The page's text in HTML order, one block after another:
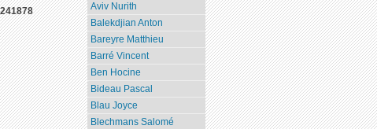
Aviv Nurith
Balekdjian Anton
Bareyre Matthieu
Barré Vincent
Ben Hocine
Bideau Pascal
Blau Joyce
Blechmans Salomé